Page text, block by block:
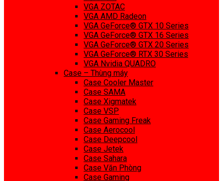
VGA ZOTAC
VGA AMD Radeon
VGA GeForce® GTX 10 Series
VGA GeForce® GTX 16 Series
VGA GeForce® GTX 20 Series
VGA GeForce® RTX 30 Series
VGA Nvidia QUADRO
Case – Thùng máy
Case Cooler Master
Case SAMA
Case Xigmatek
Case VSP
Case Gaming Freak
Case Aerocool
Case Deepcool
Case Jetek
Case Sahara
Case Văn Phòng
Case Gaming